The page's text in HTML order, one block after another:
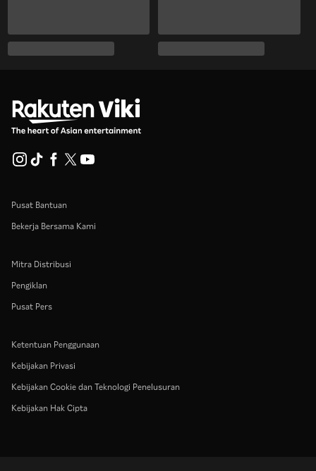
Pusat Bantuan
Bekerja Bersama Kami
Mitra Distribusi
Pengiklan
Pusat Pers
Ketentuan Penggunaan
Kebijakan Privasi
Kebijakan Cookie dan Teknologi Penelusuran
Kebijakan Hak Cipta